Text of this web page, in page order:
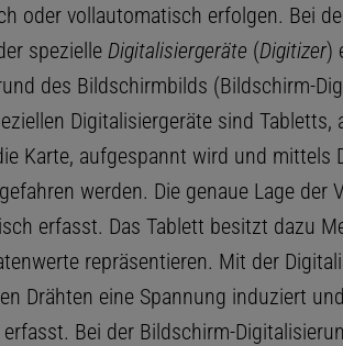
oder vollautomatisch erfolgen. Bei
spezielle Digitalisiergeräte (Digitizer)
des Bildschirmbilds (Bildschirm-
Digitalisiergeräte sind Tabletts,
Karte, aufgespannt wird und mittels
werden. Die genaue Lage der
erfasst. Das Tablett besitzt dazu
repräsentieren. Mit der
Drähten eine Spannung induziert
Bei der Bildschirm-